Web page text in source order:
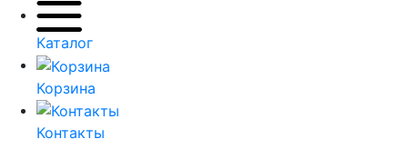
Каталог
Корзина
Контакты